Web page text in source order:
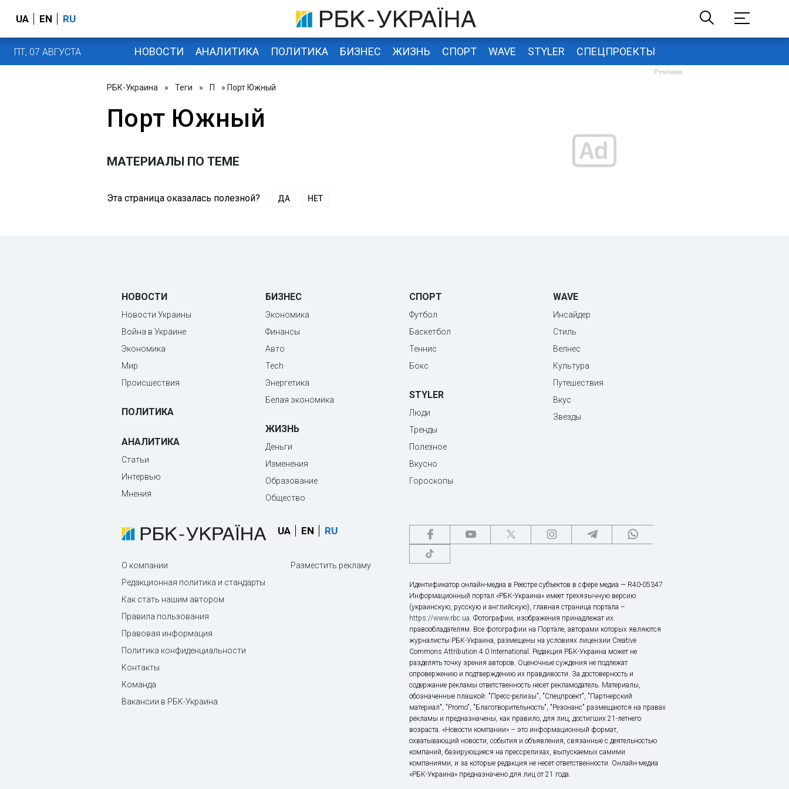
UA EN RU
ПТ, 07 АВГУСТА НОВОСТИ АНАЛИТИКА ПОЛИТИКА БИЗНЕС ЖИЗНЬ СПОРТ WAVE STYLER СПЕЦПРОЕКТЫ
РБК-Украина » Теги » П » Порт Южный
Порт Южный
МАТЕРИАЛЫ ПО ТЕМЕ
Эта страница оказалась полезной? ДА НЕТ
НОВОСТИ
Новости Украины
Война в Украине
Экономика
Мир
Происшествия
ПОЛИТИКА
АНАЛИТИКА
Статьи
Интервью
Мнения
БИЗНЕС
Экономика
Финансы
Авто
Tech
Энергетика
Белая экономика
ЖИЗНЬ
Деньги
Изменения
Образование
Общество
СПОРТ
Футбол
Баскетбол
Теннис
Бокс
STYLER
Люди
Тренды
Полезное
Вкусно
Гороскопы
WAVE
Инсайдер
Стиль
Велнес
Культура
Путешествия
Вкус
Звезды
UA EN RU
О компании
Редакционная политика и стандарты
Как стать нашим автором
Правила пользования
Правовая информация
Политика конфиденциальности
Контакты
Команда
Вакансии в РБК-Украина
Разместить рекламу
Идентификатор онлайн-медиа в Реестре субъектов в сфере медиа — R40-05347
Информационный портал «РБК-Украина» имеет трехязычную версию
(украинскую, русскую и английскую), главная страница портала –
https://www.rbc.ua. Фотографии, изображения принадлежат их
правообладателям. Все фотографии на Портале, авторами которых являются
журналисты РБК-Украина, размещены на условиях лицензии Creative
Commons Attribution 4.0 International. Редакция РБК-Украина может не
разделять точку зрения авторов. Оценочные суждения не подлежат
опровержению и подтверждению их правдивости. За достоверность и
содержание рекламы ответственность несет рекламодатель. Материалы,
обозначенные плашкой: "Пресс-релизы", "Спецпроект", "Партнерский
материал", "Promo", "Благотворительность", "Резонанс" размещаются на правах
рекламы и предназначены, как правило, для лиц, достигших 21-летнего
возраста. «Новости компании» – это информационный формат,
охватывающий новости, события и объявления, связанные с деятельностью
компаний, базирующиеся на прессрелизах, выпускаемых самими
компаниями, и за которые редакция не несет ответственности. Онлайн-медиа
«РБК-Украина» предназначено для лиц от 21 года.